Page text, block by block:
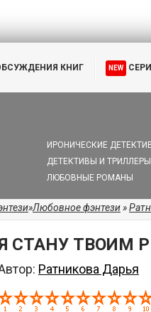
КНИГ NEW
ИРОНИЧЕСКИЕ
ДЕТЕКТИВЫ И ТРИЛЛЕРЫ
ЛЮБОВНЫЕ РОМАНЫ
»Любовное фэнтези»
СТАНУ ТВОИМ
Ратникова Дарья